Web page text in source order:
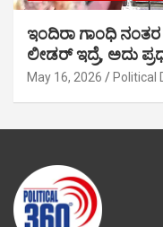
ಇಂದಿರಾ ಗಾಂಧಿ
ಲೀಡರ್ ಇದ್ರೆ, ಅದು
May 16, 2026 Political